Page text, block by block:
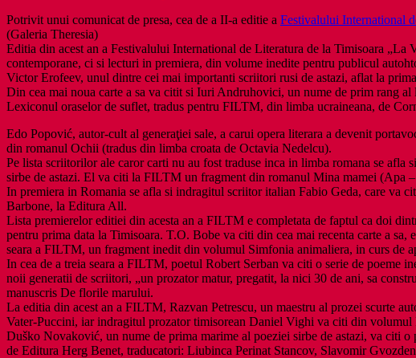
Potrivit unui comunicat de presa, cea de a II-a editie a Festivalului International
(Galeria Theresia)
Editia din acest an a Festivalului International de Literatura de la Timisoara
contemporane, ci si lecturi in premiera, din volume inedite pentru publicul
Victor Erofeev, unul dintre cei mai importanti scriitori rusi de astazi, aflat la
Din cea mai noua carte a sa va citit si Iuri Andruhovici, un nume de prim rang
Lexiconul oraselor de suflet, tradus pentru FILTM, din limba ucraineana, de
Edo Popović, autor-cult al generaţiei sale, a carui opera literara a devenit
din romanul Ochii (tradus din limba croata de Octavia Nedelcu).
Pe lista scriitorilor ale caror carti nu au fost traduse inca in limba romana se
sirbe de astazi. El va citi la FILTM un fragment din romanul Mina mamei (Apa
In premiera in Romania se afla si indragitul scriitor italian Fabio Geda, care va
Barbone, la Editura All.
Lista premierelor editiei din acesta an a FILTM e completata de faptul ca doi
pentru prima data la Timisoara. T.O. Bobe va citi din cea mai recenta carte a
seara a FILTM, un fragment inedit din volumul Simfonia animaliera, in curs de
In cea de a treia seara a FILTM, poetul Robert Serban va citi o serie de poeme
noii generatii de scriitori, „un prozator matur, pregatit, la nici 30 de ani, sa
manuscris De florile marului.
La editia din acest an a FILTM, Razvan Petrescu, un maestru al prozei scurte
Vater-Puccini, iar indragitul prozator timisorean Daniel Vighi va citi din volumul
Duško Novaković, un nume de prima marime al poeziei sirbe de astazi, va citi
de Editura Herg Benet, traducatori: Liubinca Perinat Stancov, Slavomir